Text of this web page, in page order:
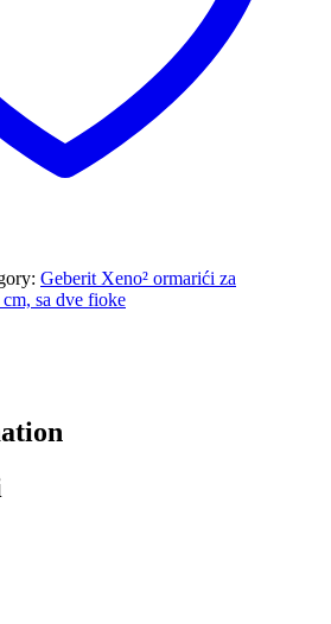
Geberit Xeno² ormarići za
sa dve fioke